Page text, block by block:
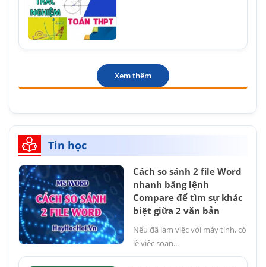
Xem thêm
Tin học
Cách so sánh 2 file Word
nhanh bằng lệnh
Compare để tìm sự khác
biệt giữa 2 văn bản
Nếu đã làm việc với máy tính, có
lẽ việc soạn...